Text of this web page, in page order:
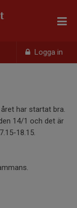
Logga in
har startat bra.
14/1 och det är
18.15.